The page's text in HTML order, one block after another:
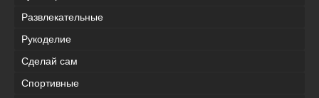
Развлекательные
Рукоделие
Сделай сам
Спортивные